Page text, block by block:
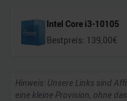
Intel Core i3-10105
Bestpreis: 139,00€
Hinweis: Unsere Links sind
eine kleine Provision, ohne